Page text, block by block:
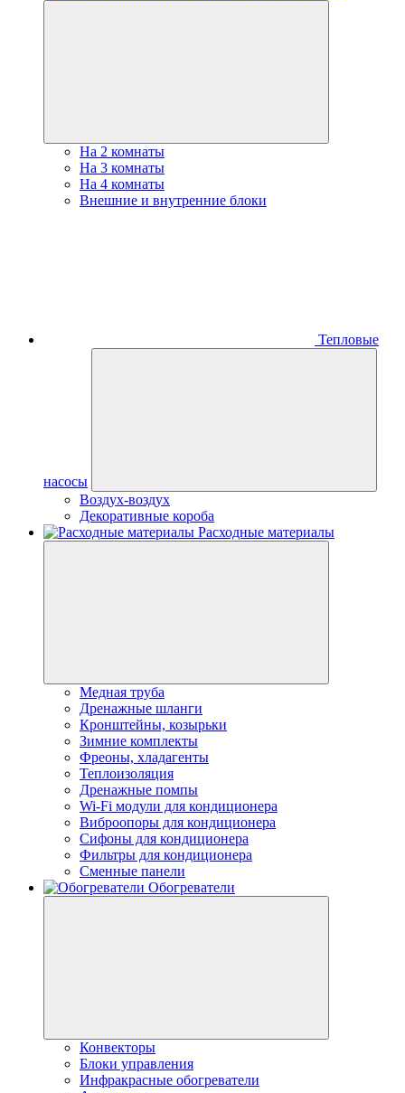
На 2 комнаты
На 3 комнаты
На 4 комнаты
Внешние и внутренние блоки
Тепловые
насосы
Воздух-воздух
Декоративные короба
Расходные материалы
Медная труба
Дренажные шланги
Кронштейны, козырьки
Зимние комплекты
Фреоны, хладагенты
Теплоизоляция
Дренажные помпы
Wi-Fi модули для кондиционера
Виброопоры для кондиционера
Сифоны для кондиционера
Фильтры для кондиционера
Сменные панели
Обогреватели
Конвекторы
Блоки управления
Инфракрасные обогреватели